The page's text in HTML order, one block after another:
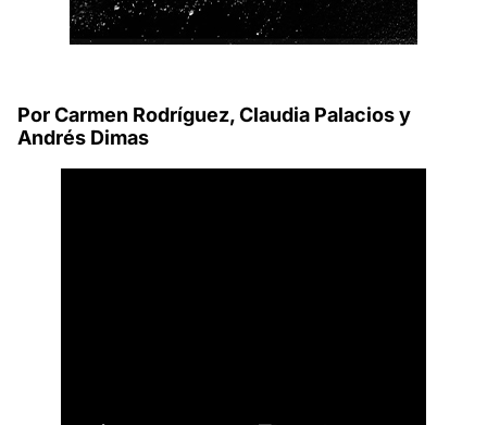
Por Carmen Rodríguez, Claudia Palacios y
Andrés Dimas